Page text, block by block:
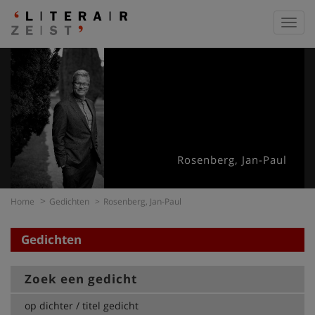
Rosenberg, Jan-Paul
Home Gedichten Rosenberg, Jan-Paul
Gedichten
Zoek een gedicht
op dichter / titel gedicht